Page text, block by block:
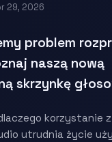
29, 2026
problem
naszą nową
skrzynkę
korzystanie
utrudnia życie